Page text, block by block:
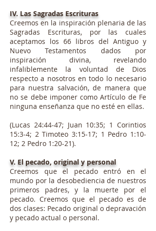
IV. Las Sagradas Escrituras
Creemos en la inspiración plenaria de las
Sagradas Escrituras, por las cuales
aceptamos los 66 libros del Antiguo y
Nuevo Testamentos dados por
inspiración divina, revelando
infaliblemente la voluntad de Dios
respecto a nosotros en todo lo necesario
para nuestra salvación, de manera que
no se debe imponer como Artículo de Fe
ninguna enseñanza que no esté en ellas.
(Lucas 24:44-47; Juan 10:35; 1 Corintios
15:3-4; 2 Timoteo 3:15-17; 1 Pedro 1:10-
12; 2 Pedro 1:20-21).
V. El pecado, original y personal
Creemos que el pecado entró en el
mundo por la desobediencia de nuestros
primeros padres, y la muerte por el
pecado. Creemos que el pecado es de
dos clases: Pecado original o depravación
y pecado actual o personal.